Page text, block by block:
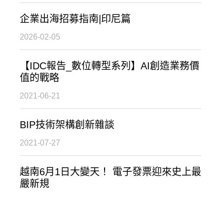
企業出海招募指南|印尼篇
2026-02-05
【IDC報告_數位轉型系列】AI創造業務價
值的戰略
2021-06-21
BIP技術架構創新雜談
2021-07-27
越南6月1日大變天！ 電子發票迎來史上最
嚴新規